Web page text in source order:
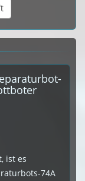
ist es
74A